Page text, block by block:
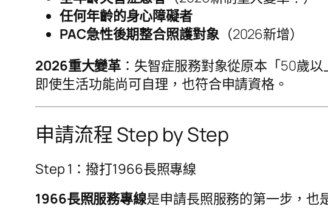
任何年齡的身心障礙者
PAC急性後期整合照護對象（2026新增）
2026重大變革 ：失智症服務對象從原本「50歲
即使生活功能尚可自理，也符合申請資格。
申請流程 Step by Step
Step 1：撥打1966長照專線
1966長照服務專線是申請長照服務的第一步，也